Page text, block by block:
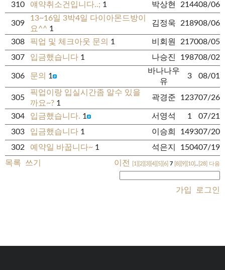
310
얘약취소건입니다..; 1 박상현 214408/06
309
13~16일 3박4일 다이아몬드방이
요^^ 1
김정욱 218908/06
308 픽업 및 체크아웃 문의 1 비회원 217008/05
307
입금했습니다 1 나승진 198708/02
306 문의 1
바나나우
유
3 08/01
305
픽업이랑 입실시간좀 알수 있을
까요~? 1
곽경준 123707/26
304 입금했습니다. 1 서영석 1
07/21
303
입금했습니다 1 이승희 149307/20
302
예약일 바꿉니다~ 1 석은지 150407/19
목록
쓰기 이전 [1] [2] [3] [4] [5] [6] 7 [8] [9] [10] [28] 다음
가입 로그인